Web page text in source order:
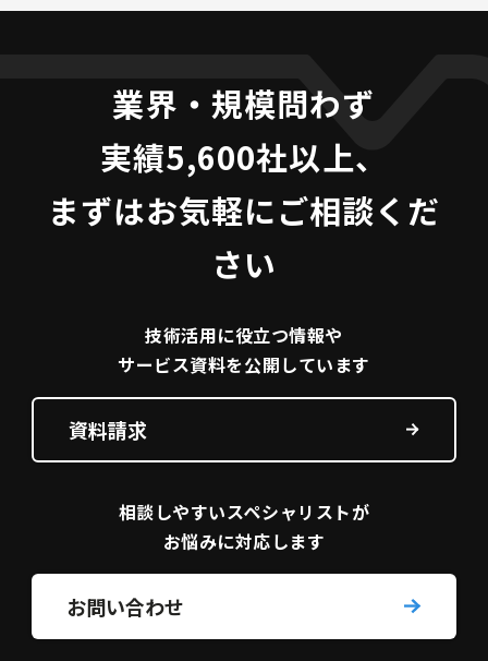
業界・規模問わず
実績5,600社以上、
まずはお気軽にご相談くだ
さい
技術活用に役立つ情報や
サービス資料を公開しています
資料請求
相談しやすいスペシャリストが
お悩みに対応します
お問い合わせ